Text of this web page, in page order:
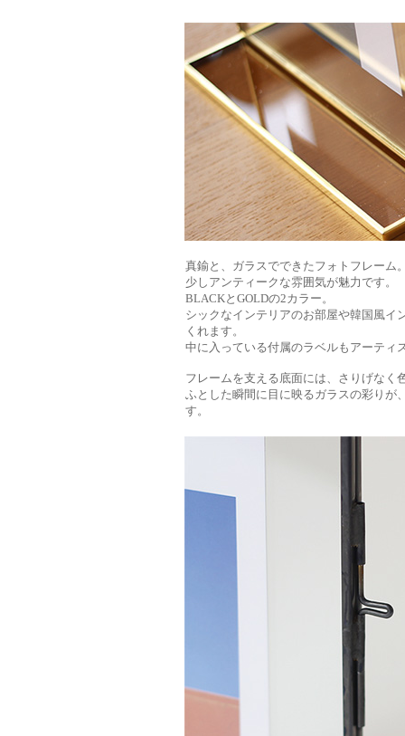
真鍮と、ガラスでできたフォトフレーム
少しアンティークな雰囲気が魅力です。
BLACKとGOLDの2カラー。
シックなインテリアのお部屋や韓国風イ
くれます。
中に入っている付属のラベルもアーテ
フレームを支える底面には、さりげなく
ふとした瞬間に目に映るガラスの彩りが
す。